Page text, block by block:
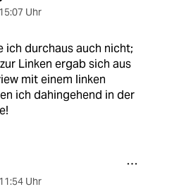
15:07 Uhr
ich durchaus auch nicht;
Linken ergab sich aus
mit einem linken
ich dahingehend in der
11:54 Uhr